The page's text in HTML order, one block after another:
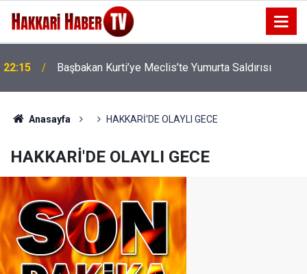
22:15 Başbakan Kurti’ye Meclis’te Yumurta Saldırısı
Anasayfa HAKKARİ'DE OLAYLI GECE
HAKKARİ'DE OLAYLI GECE